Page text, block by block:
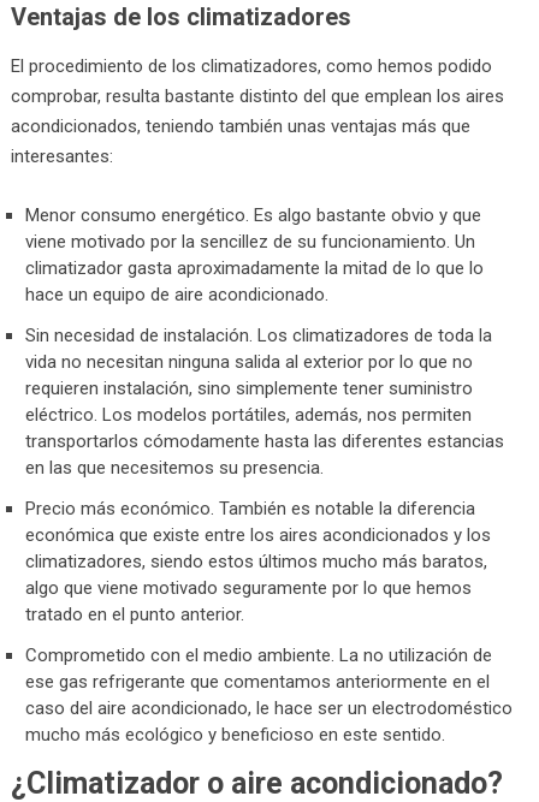
Ventajas de los climatizadores
El procedimiento de los climatizadores, como hemos podido
comprobar, resulta bastante distinto del que emplean los aires
acondicionados, teniendo también unas ventajas más que
interesantes:
Menor consumo energético. Es algo bastante obvio y que
viene motivado por la sencillez de su funcionamiento. Un
climatizador gasta aproximadamente la mitad de lo que lo
hace un equipo de aire acondicionado.
Sin necesidad de instalación. Los climatizadores de toda la
vida no necesitan ninguna salida al exterior por lo que no
requieren instalación, sino simplemente tener suministro
eléctrico. Los modelos portátiles, además, nos permiten
transportarlos cómodamente hasta las diferentes estancias
en las que necesitemos su presencia.
Precio más económico. También es notable la diferencia
económica que existe entre los aires acondicionados y los
climatizadores, siendo estos últimos mucho más baratos,
algo que viene motivado seguramente por lo que hemos
tratado en el punto anterior.
Comprometido con el medio ambiente. La no utilización de
ese gas refrigerante que comentamos anteriormente en el
caso del aire acondicionado, le hace ser un electrodoméstico
mucho más ecológico y beneficioso en este sentido.
¿Climatizador o aire acondicionado?